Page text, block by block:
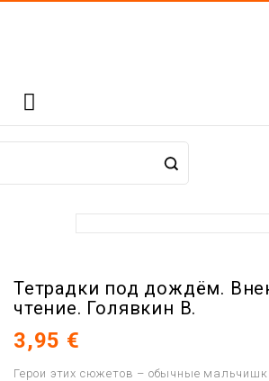

Тетрадки под дождём.
чтение. Голявкин В.
3,95 €
Герои этих сюжетов – обычные